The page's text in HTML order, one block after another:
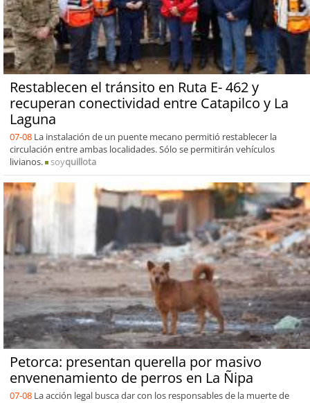
Restablecen el tránsito en Ruta E- 462 y
recuperan conectividad entre Catapilco y La
Laguna
07-08 La instalación de un puente mecano permitió restablecer la
circulación entre ambas localidades. Sólo se permitirán vehículos
livianos.
soyquillota
Petorca: presentan querella por masivo
envenenamiento de perros en La Ñipa
07-08 La acción legal busca dar con los responsables de la muerte de